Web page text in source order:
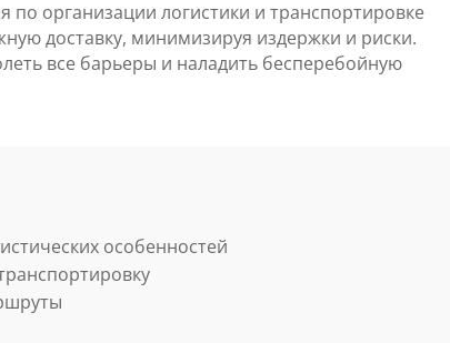
по организации логистики и транспортировке
доставку, минимизируя издержки и риски.
все барьеры и наладить бесперебойную
особенностей